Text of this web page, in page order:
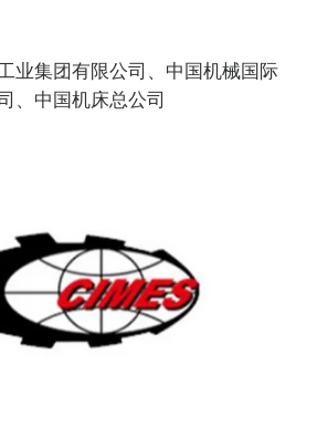
业集团有限公司、中国机械国际
、中国机床总公司